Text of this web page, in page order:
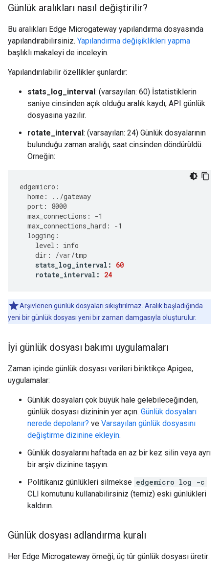
Günlük aralıkları nasıl değiştirilir?
Bu aralıkları Edge Microgateway yapılandırma dosyasında
yapılandırabilirsiniz. Yapılandırma değişiklikleri yapma
başlıklı makaleyi de inceleyin.
Yapılandırılabilir özellikler şunlardır:
stats_log_interval: (varsayılan: 60) İstatistiklerin
saniye cinsinden açık olduğu aralık kaydı, API günlük
dosyasına yazılır.
rotate_interval: (varsayılan: 24) Günlük dosyalarının
bulunduğu zaman aralığı, saat cinsinden döndürüldü.
Örneğin:
edgemicro :
home : ../gateway
port :
8000
max_connections : -1
max_connections_hard : -1
logging :
level :
info
dir : /var/tmp
stats_log_interval :
60
rotate_interval : 24
Arşivlenen günlük dosyaları sıkıştırılmaz. Aralık başladığında
yeni bir günlük dosyası yeni bir zaman damgasıyla oluşturulur.
İyi günlük dosyası bakımı uygulamaları
Zaman içinde günlük dosyası verileri biriktikçe Apigee,
uygulamalar:
Günlük dosyaları çok büyük hale gelebileceğinden,
günlük dosyası dizininin yer açın. Günlük dosyaları
nerede depolanır? ve Varsayılan günlük dosyasını
değiştirme dizinine ekleyin.
Günlük dosyalarını haftada en az bir kez silin veya ayrı
bir arşiv dizinine taşıyın.
Politikanız günlükleri silmekse edgemicro log -c
CLI komutunu kullanabilirsiniz (temiz) eski günlükleri
kaldırın.
Günlük dosyası adlandırma kuralı
Her Edge Microgateway örneği, üç tür günlük dosyası üretir: